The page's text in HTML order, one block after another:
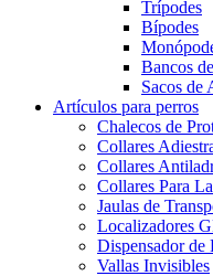
Trípodes
Bípodes
Bancos
Sacos de
Artículos para perros
Chalecos de
Collares
Collares
Collares Para
Jaulas de
Localizadores
Dispensador de
Vallas Invisibles